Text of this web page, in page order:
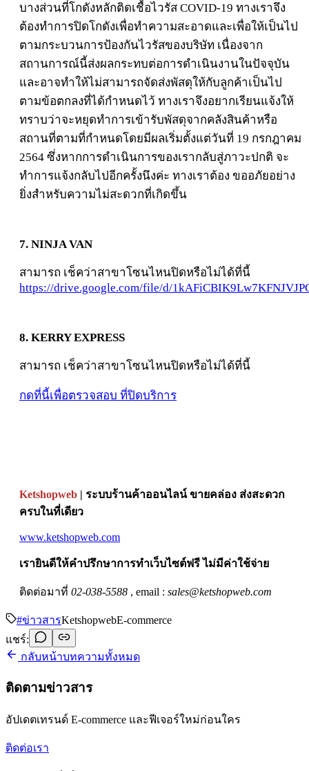
บางส่วนที่โกดังหลักติดเชื้อไวรัส COVID-19 ทางเราจึง
ต้องทำการปิดโกดังเพื่อทำความสะอาดและเพื่อให้เป็นไป
ตามกระบวนการป้องกันไวรัสของบริษัท เนื่องจาก
สถานการณ์นี้ส่งผลกระทบต่อการดำเนินงานในปัจจุบัน
และอาจทำให้ไม่สามารถจัดส่งพัสดุให้กับลูกค้าเป็นไป
ตามข้อตกลงที่ได้กำหนดไว้ ทางเราจึงอยากเรียนแจ้งให้
ทราบว่าจะหยุดทำการเข้ารับพัสดุจากคลังสินค้าหรือ
สถานที่ตามที่กำหนดโดยมีผลเริ่มตั้งแต่วันที่ 19 กรกฎาคม
2564 ซึ่งหากการดำเนินการของเรากลับสู่ภาวะปกติ จะ
ทำการแจ้งกลับไปอีกครั้งนึงค่ะ ทางเราต้อง ขออภัยอย่าง
ยิ่งสำหรับความไม่สะดวกที่เกิดขึ้น
7. NINJA VAN
สามารถ เช็คว่าสาขาโซนไหนปิดหรือไม่ได้ที่นี้
https://drive.google.com/file/d/
8. KERRY EXPRESS
สามารถ เช็คว่าสาขาโซนไหนปิดหรือไม่ได้ที่นี้
กดที่นี้เพื่อตรวจสอบ ที่ปิดบริการ
Ketshopweb | ระบบร้านค้าออนไลน์ ขายคล่อง ส่งสะดวก
ครบในที่เดียว
www.ketshopweb.com
เรายินดีให้คำปรึกษาการทำเว็บไซต์ฟรี ไม่มีค่าใช้จ่าย
ติดต่อมาที่ 02-038-5588 , email : sales@ketshopweb.com
#ข่าวสารKetshopwebE-commerce
แชร์:
กลับหน้าบทความทั้งหมด
ติดตามข่าวสาร
อัปเดตเทรนด์ E-commerce และฟีเจอร์ใหม่ก่อนใคร
ติดต่อเรา